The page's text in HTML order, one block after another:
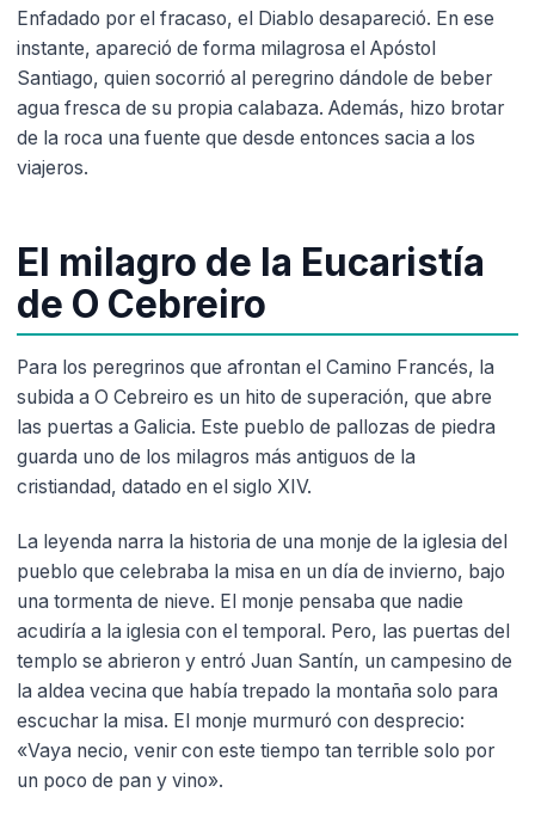
Enfadado por el fracaso, el Diablo desapareció. En ese
instante, apareció de forma milagrosa el Apóstol
Santiago, quien socorrió al peregrino dándole de beber
agua fresca de su propia calabaza. Además, hizo brotar
de la roca una fuente que desde entonces sacia a los
viajeros.
El milagro de la Eucaristía
de O Cebreiro
Para los peregrinos que afrontan el Camino Francés, la
subida a O Cebreiro es un hito de superación, que abre
las puertas a Galicia. Este pueblo de pallozas de piedra
guarda uno de los milagros más antiguos de la
cristiandad, datado en el siglo XIV.
La leyenda narra la historia de una monje de la iglesia del
pueblo que celebraba la misa en un día de invierno, bajo
una tormenta de nieve. El monje pensaba que nadie
acudiría a la iglesia con el temporal. Pero, las puertas del
templo se abrieron y entró Juan Santín, un campesino de
la aldea vecina que había trepado la montaña solo para
escuchar la misa. El monje murmuró con desprecio:
«Vaya necio, venir con este tiempo tan terrible solo por
un poco de pan y vino».